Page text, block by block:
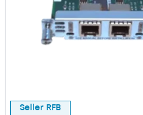
Seller RFB